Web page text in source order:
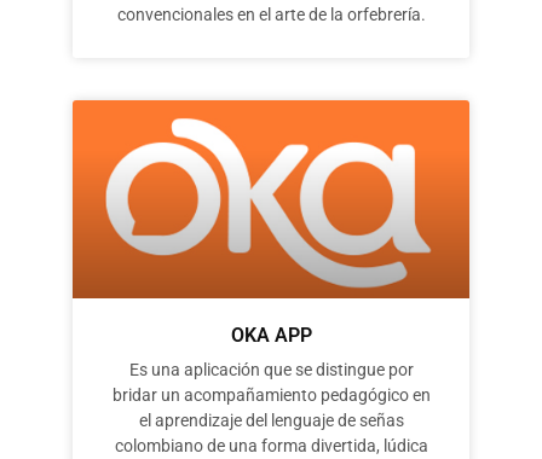
convencionales en el arte de la orfebrería.
OKA APP
Es una aplicación que se distingue por
bridar un acompañamiento pedagógico en
el aprendizaje del lenguaje de señas
colombiano de una forma divertida, lúdica